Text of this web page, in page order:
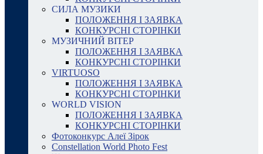
СИЛА МУЗИКИ
ПОЛОЖЕННЯ І ЗАЯВКА
КОНКУРСНІ СТОРІНКИ
МУЗИЧНИЙ ВІТЕР
ПОЛОЖЕННЯ І ЗАЯВКА
КОНКУРСНІ СТОРІНКИ
VIRTUOSO
ПОЛОЖЕННЯ І ЗАЯВКА
КОНКУРСНІ СТОРІНКИ
WORLD VISION
ПОЛОЖЕННЯ І ЗАЯВКА
КОНКУРСНІ СТОРІНКИ
Фотоконкурс Алеї Зірок
Constellation World Photo Fest